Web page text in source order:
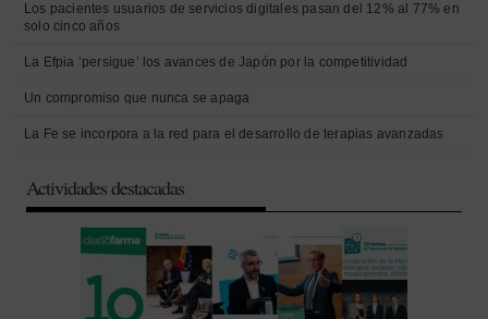
Los pacientes usuarios de servicios digitales pasan del 12% al 77% en
solo cinco años
La Efpia ‘persigue’ los avances de Japón por la competitividad
Un compromiso que nunca se apaga
La Fe se incorpora a la red para el desarrollo de terapias avanzadas
Actividades destacadas